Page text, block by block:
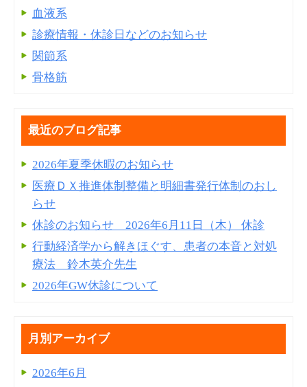
血液系
診療情報・休診日などのお知らせ
関節系
骨格筋
最近のブログ記事
2026年夏季休暇のお知らせ
医療ＤＸ推進体制整備と明細書発⾏体制のおし
らせ
休診のお知らせ 2026年6月11日（木） 休診
行動経済学から解きほぐす、患者の本音と対処
療法 鈴木英介先生
2026年GW休診について
月別アーカイブ
2026年6月